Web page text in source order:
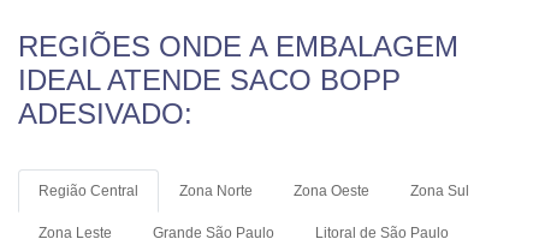
REGIÕES ONDE A EMBALAGEM
IDEAL ATENDE SACO BOPP
ADESIVADO:
Região Central Zona Norte Zona Oeste Zona Sul
Zona Leste Grande São Paulo Litoral de São Paulo